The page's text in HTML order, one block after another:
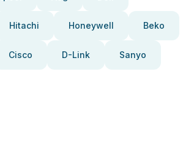
Hitachi Honeywell Beko
Cisco D-Link Sanyo